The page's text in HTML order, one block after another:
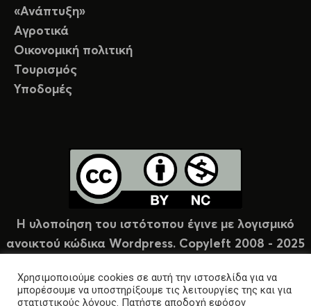
«Ανάπτυξη»
Αγροτικά
Οικονομική πολιτική
Τουρισμός
Υποδομές
Η υλοποίηση του ιστότοπου έγινε με λογισμικό
ανοικτού κώδικα Wordpress. Copyleft 2008 - 2025
Χρησιμοποιούμε cookies σε αυτή την ιστοσελίδα για να
μπορέσουμε να υποστηρίξουμε τις λειτουργίες της και για
στατιστικούς λόγους. Πατήστε αποδοχή εφόσον